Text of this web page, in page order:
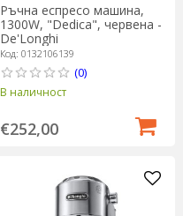
Ръчна еспресо машина,
1300W, "Dedica", червена -
De'Longhi
Код: 0132106139
(0)
В наличност
€252,00